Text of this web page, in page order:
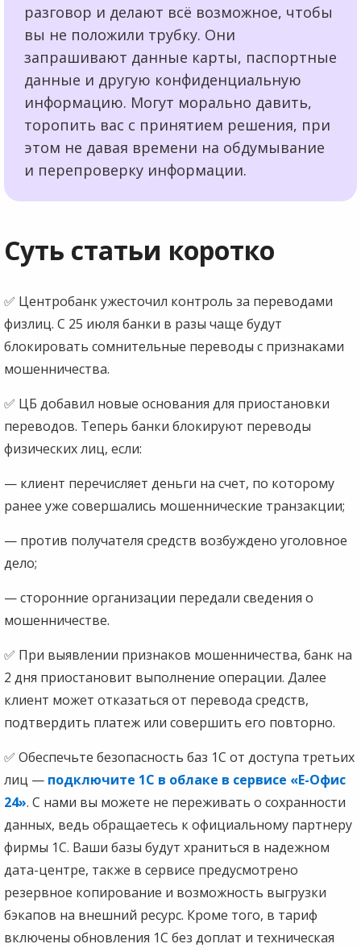
разговор и делают всё возможное, чтобы
вы не положили трубку. Они
запрашивают данные карты, паспортные
данные и другую конфиденциальную
информацию. Могут морально давить,
торопить вас с принятием решения, при
этом не давая времени на обдумывание
и перепроверку информации.
Суть статьи коротко
✅ Центробанк ужесточил контроль за переводами
физлиц. С 25 июля банки в разы чаще будут
блокировать сомнительные переводы с признаками
мошенничества.
✅ ЦБ добавил новые основания для приостановки
переводов. Теперь банки блокируют переводы
физических лиц, если:
— клиент перечисляет деньги на счет, по которому
ранее уже совершались мошеннические транзакции;
— против получателя средств возбуждено уголовное
дело;
— сторонние организации передали сведения о
мошенничестве.
✅ При выявлении признаков мошенничества, банк на
2 дня приостановит выполнение операции. Далее
клиент может отказаться от перевода средств,
подтвердить платеж или совершить его повторно.
✅ Обеспечьте безопасность баз 1С от доступа третьих
лиц — подключите 1С в облаке в сервисе «Е-Офис
24». С нами вы можете не переживать о сохранности
данных, ведь обращаетесь к официальному партнеру
фирмы 1С. Ваши базы будут храниться в надежном
дата-центре, также в сервисе предусмотрено
резервное копирование и возможность выгрузки
бэкапов на внешний ресурс. Кроме того, в тариф
включены обновления 1С без доплат и техническая